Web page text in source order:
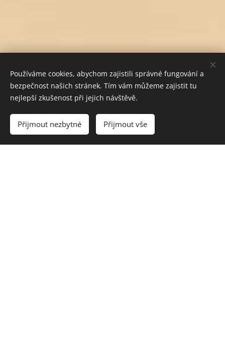
Do košíku
Používáme cookies, abychom zajistili správné fungování a
bezpečnost našich stránek. Tím vám můžeme zajistit tu
nejlepší zkušenost při jejich návštěvě.
Přijmout nezbytné Přijmout vše